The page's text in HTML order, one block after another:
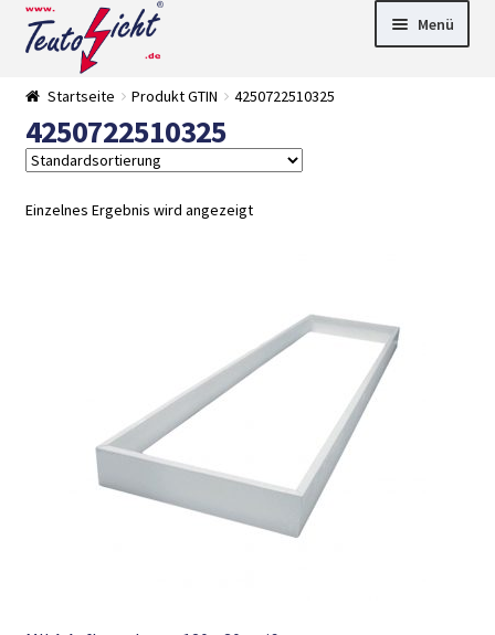
Zur
Navigation
springen
Springe
zum
Menü
Startseite Produkt GTIN 4250722510325
4250722510325
Einzelnes Ergebnis wird angezeigt